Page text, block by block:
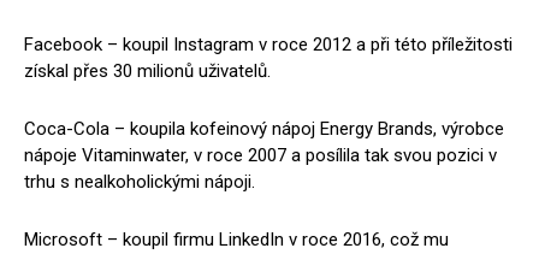
Facebook – koupil Instagram v roce 2012 a při této příležitosti
získal přes 30 milionů uživatelů.
Coca-Cola – koupila kofeinový nápoj Energy Brands, výrobce
nápoje Vitaminwater, v roce 2007 a posílila tak svou pozici v
trhu s nealkoholickými nápoji.
Microsoft – koupil firmu LinkedIn v roce 2016, což mu